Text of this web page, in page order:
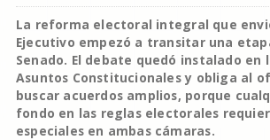
La reforma electoral integral que
Ejecutivo empezó a transitar una
Senado. El debate quedó instalado en
Asuntos Constitucionales y obliga al
buscar acuerdos amplios, porque
fondo en las reglas electorales
especiales en ambas cámaras.